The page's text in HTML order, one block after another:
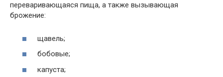
переваривающаяся пища, а также вызывающая
брожение:
щавель;
бобовые;
капуста;